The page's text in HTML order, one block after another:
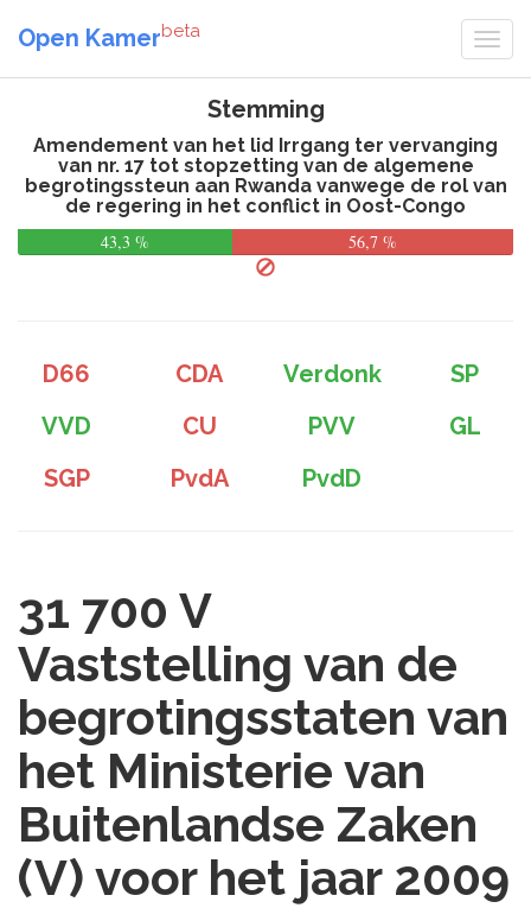
Open Kamerbeta
Stemming
Amendement van het lid Irrgang ter vervanging
van nr. 17 tot stopzetting van de algemene
begrotingssteun aan Rwanda vanwege de rol van
de regering in het conflict in Oost-Congo
43,3 %
56,7 %
D66 CDA Verdonk
SP
VVD
CU PVV
GL
SGP
PvdA PvdD
31 700 V
Vaststelling van de
begrotingsstaten van
het Ministerie van
Buitenlandse Zaken
(V) voor het jaar 2009